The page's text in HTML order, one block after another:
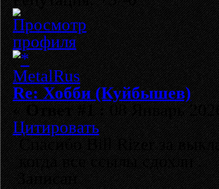
Re: Хобби (Куйбышев)
«Ответ #1 :08 Январь
Цитировать
Спасибо Bill Rizer за
когда все ссылы сдохли .
Записан